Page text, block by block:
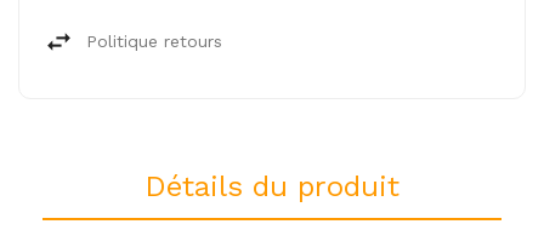
Politique retours
Détails du produit